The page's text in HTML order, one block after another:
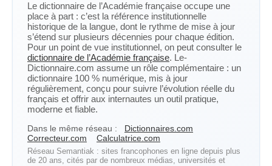
Le dictionnaire de l’Académie française occupe une
place à part : c’est la référence institutionnelle
historique de la langue, dont le rythme de mise à jour
s’étend sur plusieurs décennies pour chaque édition.
Pour un point de vue institutionnel, on peut consulter le
dictionnaire de l’Académie française. Le-
Dictionnaire.com assume un rôle complémentaire : un
dictionnaire 100 % numérique, mis à jour
régulièrement, conçu pour suivre l’évolution réelle du
français et offrir aux internautes un outil pratique,
moderne et fiable.
Dans le même réseau :
Dictionnaires.com
Correcteur.com
Calculatrice.com
Réseau Semantiak : sites francophones en ligne depuis plus
de 20 ans, cités par de nombreux médias, universités et